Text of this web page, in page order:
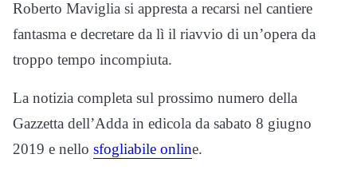
Roberto Maviglia si appresta a recarsi nel cantiere
fantasma e decretare da lì il riavvio di un’opera da
troppo tempo incompiuta.
La notizia completa sul prossimo numero della
Gazzetta dell’Adda in edicola da sabato 8 giugno
2019 e nello sfogliabile online.